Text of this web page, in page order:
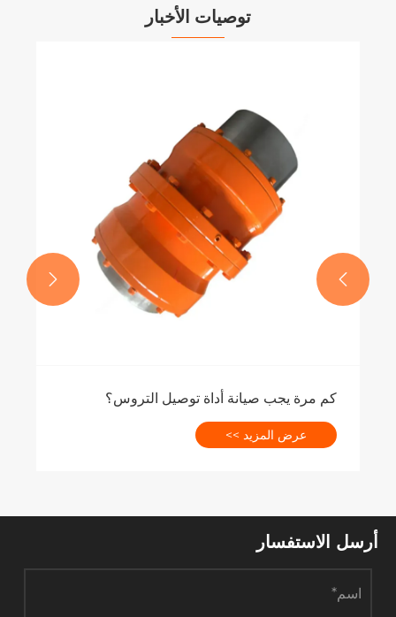
توصيات الأخبار
كم مرة يجب صيانة أداة توصيل التروس؟
عرض المزيد >>


أرسل الاستفسار